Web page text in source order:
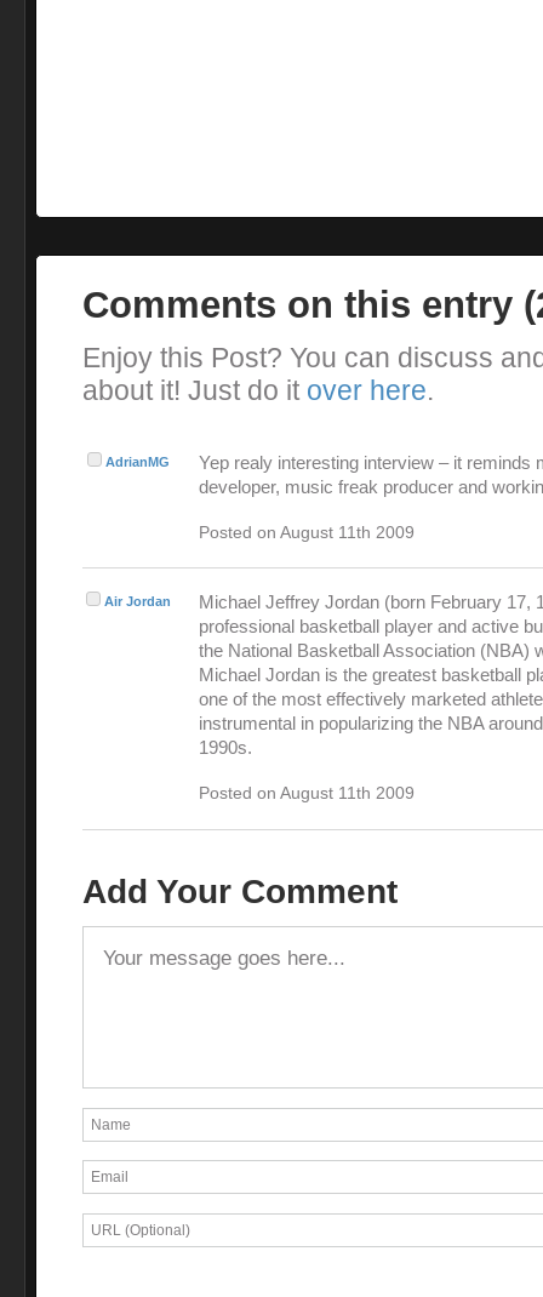
Comments on this entry
Enjoy this Post? You can discuss
about it! Just do it over here.
AdrianMG
Yep realy interesting interview – it reminds
developer, music freak producer and
Posted on August 11th 2009
Air Jordan
Michael Jeffrey Jordan (born February 17,
professional basketball player and active
the National Basketball Association (NBA)
Michael Jordan is the greatest basketball
one of the most effectively marketed
instrumental in popularizing the NBA
1990s.
Posted on August 11th 2009
Add Your Comment